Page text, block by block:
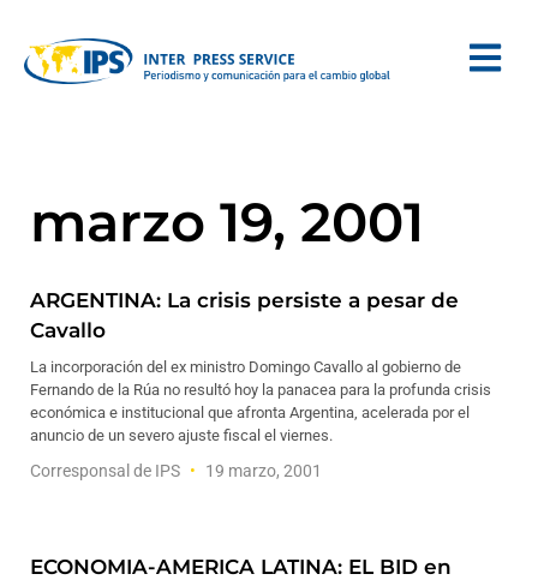
marzo 19, 2001
ARGENTINA: La crisis persiste a pesar de
Cavallo
La incorporación del ex ministro Domingo Cavallo al gobierno de
Fernando de la Rúa no resultó hoy la panacea para la profunda crisis
económica e institucional que afronta Argentina, acelerada por el
anuncio de un severo ajuste fiscal el viernes.
Corresponsal de IPS 19 marzo, 2001
ECONOMIA-AMERICA LATINA: EL BID en